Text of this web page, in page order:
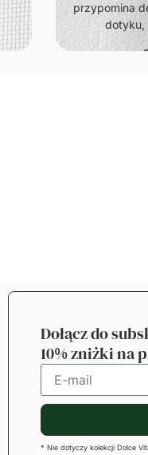
przypomina
dotyku,
Dołącz do
10% zniżki na
* Nie dotyczy kolekcji Dolce